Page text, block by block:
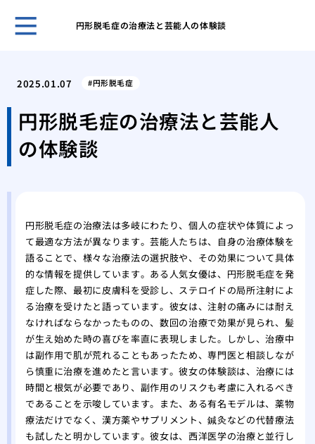
円形脱毛症の治療法と芸能人の体験談
ケ
脱
薄
効で
薄
を
自
れ！
薄
院
夏
する
2025.01.07 円形脱毛症
円形脱毛症の治療法と芸能人
の体験談
円形脱毛症の治療法は多岐にわたり、個人の症状や体質によっ
て最適な方法が異なります。芸能人たちは、自身の治療体験を
語ることで、様々な治療法の選択肢や、その効果について具体
的な情報を提供しています。ある人気女優は、円形脱毛症を発
症した際、最初に皮膚科を受診し、ステロイドの局所注射によ
る治療を受けたと語っています。彼女は、注射の痛みには耐え
なければならなかったものの、数回の治療で効果が見られ、髪
が生え始めた時の喜びを率直に表現しました。しかし、治療中
は副作用で肌が荒れることもあったため、専門医と相談しなが
ら慎重に治療を進めたと言います。彼女の体験談は、治療には
時間と根気が必要であり、副作用のリスクも考慮に入れるべき
であることを示唆しています。また、ある有名モデルは、薬物
療法だけでなく、漢方薬やサプリメント、鍼灸などの代替療法
も試したと明かしています。彼女は、西洋医学の治療と並行し